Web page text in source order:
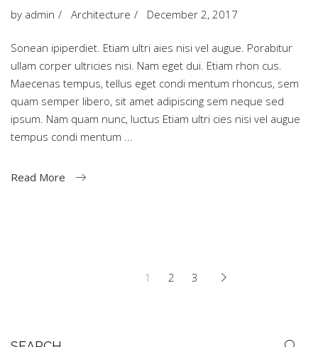
by admin Architecture December 2, 2017
Sonean ipiperdiet. Etiam ultri aies nisi vel augue. Porabitur
ullam corper ultricies nisi. Nam eget dui. Etiam rhon cus.
Maecenas tempus, tellus eget condi mentum rhoncus, sem
quam semper libero, sit amet adipiscing sem neque sed
ipsum. Nam quam nunc, luctus Etiam ultri cies nisi vel augue
tempus condi mentum
Read More
1 2 3